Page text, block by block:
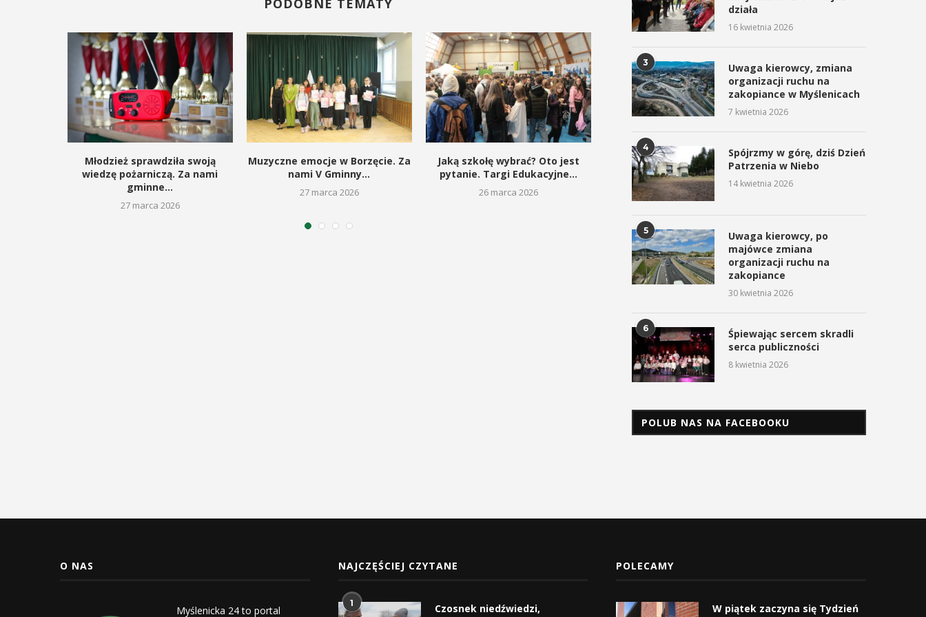
PODOBNE TEMATY
Młodzież sprawdziła swoją
wiedzę pożarniczą. Za nami
gminne...
27 marca 2026
Muzyczne emocje w Borzęcie. Za
nami V Gminny...
27 marca 2026
Jaką szkołę wybrać? Oto jest
pytanie. Targi Edukacyjne...
26 marca 2026
Światowy Dzień Recyklingu w
Gminie Myślenice
18 marca 2026
Głosuj na Szkołę
działa
16 kwietnia 2026
3
Uwaga kierowcy, zmiana
organizacji ruchu na
zakopiance w Myślenicach
7 kwietnia 2026
4
Spójrzmy w górę, dziś Dzień
Patrzenia w Niebo
14 kwietnia 2026
5
Uwaga kierowcy, po
majówce zmiana
organizacji ruchu na
zakopiance
30 kwietnia 2026
6
Śpiewając sercem skradli
serca publiczności
8 kwietnia 2026
POLUB NAS NA FACEBOOKU
O NAS
Myślenicka 24 to portal
NAJCZĘŚCIEJ CZYTANE
1
Czosnek niedźwiedzi,
POLECAMY
W piątek zaczyna się Tydzień